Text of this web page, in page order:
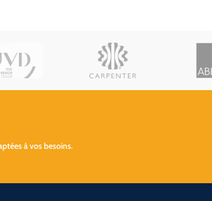
à vos besoins.